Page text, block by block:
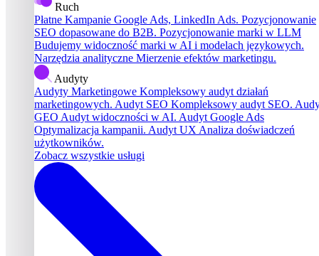
Ruch
Płatne Kampanie Google Ads, LinkedIn Ads. Pozycjonowanie
SEO dopasowane do B2B. Pozycjonowanie marki w LLM
Budujemy widoczność marki w AI i modelach językowych.
Narzędzia analityczne Mierzenie efektów marketingu.
Audyty
Audyty Marketingowe Kompleksowy audyt działań
marketingowych. Audyt SEO Kompleksowy audyt SEO.
GEO Audyt widoczności w AI. Audyt Google Ads
Optymalizacja kampanii. Audyt UX Analiza doświadczeń
użytkowników.
Zobacz wszystkie usługi